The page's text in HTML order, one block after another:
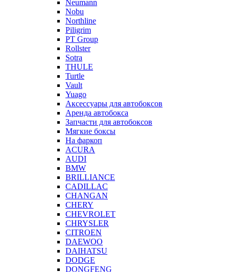
Neumann
Nobu
Northline
Piligrim
PT Group
Rollster
Sotra
THULE
Turtle
Vault
Yuago
Аксессуары для автобоксов
Аренда автобокса
Запчасти для автобоксов
Мягкие боксы
На фаркоп
ACURA
AUDI
BMW
BRILLIANCE
CADILLAC
CHANGAN
CHERY
CHEVROLET
CHRYSLER
CITROEN
DAEWOO
DAIHATSU
DODGE
DONGFENG